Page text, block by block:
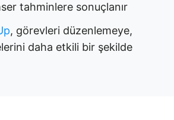
tahminlere sonuçlanır
, görevleri düzenlemeye,
daha etkili bir şekilde